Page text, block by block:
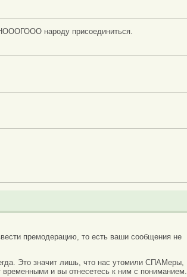
народу присоединиться.
премодерацию, то есть ваши сообщения не
Это значит лишь, что нас утомили СПАМеры,
и вы отнесетесь к ним с пониманием.